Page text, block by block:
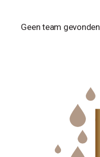
Geen team gevonden